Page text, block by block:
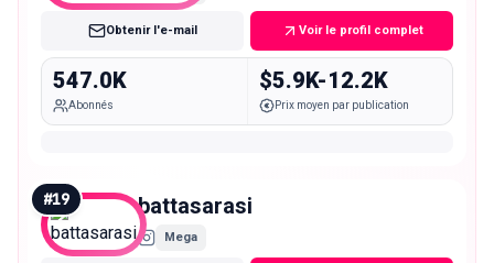
Obtenir l'e-mail Voir le profil complet
547.0K
Abonnés
$5.9K-12.2K
Prix moyen par publication
#19 battasarasi
Mega